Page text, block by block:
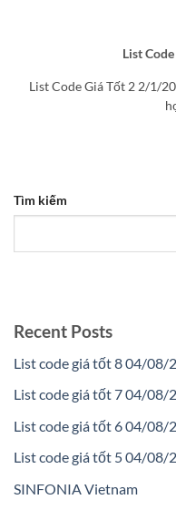
List
List Code Giá Tốt 2 2/1/
Tìm kiếm
Recent Posts
List code giá tốt 8 04/08/
List code giá tốt 7 04/08/
List code giá tốt 6 04/08/
List code giá tốt 5 04/08/
SINFONIA Vietnam